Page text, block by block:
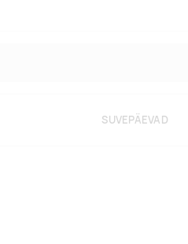
SUVEPÄEVAD